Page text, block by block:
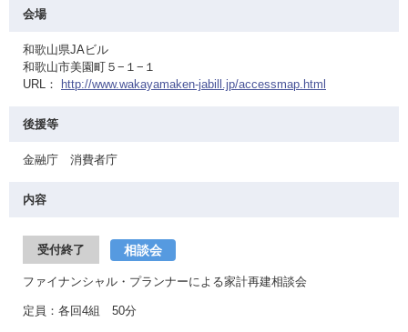
会場
和歌山県JAビル
和歌山市美園町５−１−１
URL：
http://www.wakayamaken-jabill.jp/accessmap.html
後援等
金融庁 消費者庁
内容
受付終了 相談会
ファイナンシャル・プランナーによる家計再建相談会
定員：各回4組 50分